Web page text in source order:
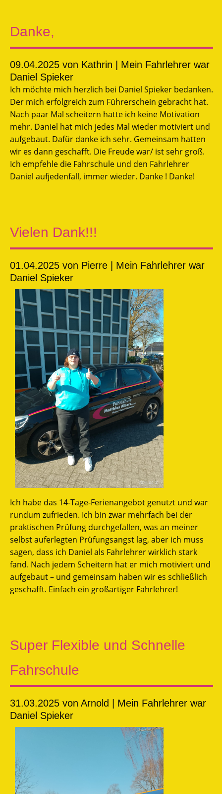
Danke,
09.04.2025 von Kathrin | Mein Fahrlehrer war
Daniel Spieker
Ich möchte mich herzlich bei Daniel Spieker bedanken.
Der mich erfolgreich zum Führerschein gebracht hat.
Nach paar Mal scheitern hatte ich keine Motivation
mehr. Daniel hat mich jedes Mal wieder motiviert und
aufgebaut. Dafür danke ich sehr. Gemeinsam hatten
wir es dann geschafft. Die Freude war/ ist sehr groß.
Ich empfehle die Fahrschule und den Fahrlehrer
Daniel aufjedenfall, immer wieder. Danke ! Danke!
Vielen Dank!!!
01.04.2025 von Pierre | Mein Fahrlehrer war
Daniel Spieker
Ich habe das 14-Tage-Ferienangebot genutzt und war
rundum zufrieden. Ich bin zwar mehrfach bei der
praktischen Prüfung durchgefallen, was an meiner
selbst auferlegten Prüfungsangst lag, aber ich muss
sagen, dass ich Daniel als Fahrlehrer wirklich stark
fand. Nach jedem Scheitern hat er mich motiviert und
aufgebaut – und gemeinsam haben wir es schließlich
geschafft. Einfach ein großartiger Fahrlehrer!
Super Flexible und Schnelle
Fahrschule
31.03.2025 von Arnold | Mein Fahrlehrer war
Daniel Spieker